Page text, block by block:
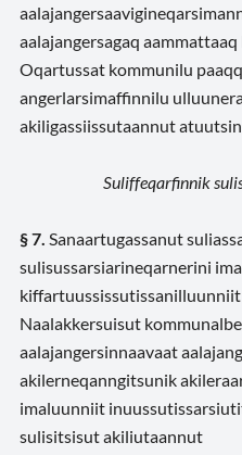
aalajangersagaq
Oqartussat kommunilu
angerlarsimaffinnilu
akiligassiissutaannut
Suliffeqarfinnik
§ 7. Sanaartugassanut
sulisussarsiarineqarnerini
Naalakkersuisut
aalajangersinnaavaat
akilerneqanngitsunik
imaluunniit
sulisitsisut akiliutaannut